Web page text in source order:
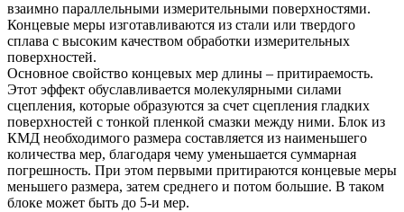
взаимно параллельными измерительными поверхностями.
Концевые меры изготавливаются из стали или твердого
сплава с высоким качеством обработки измерительных
поверхностей.
Основное свойство концевых мер длины – притираемость.
Этот эффект обуславливается молекулярными силами
сцепления, которые образуются за счет сцепления гладких
поверхностей с тонкой пленкой смазки между ними. Блок из
КМД необходимого размера составляется из наименьшего
количества мер, благодаря чему уменьшается суммарная
погрешность. При этом первыми притираются концевые меры
меньшего размера, затем среднего и потом большие. В таком
блоке может быть до 5-и мер.